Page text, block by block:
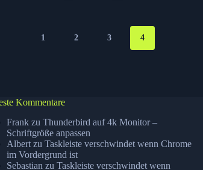
1 2 3 4
Kommentare
Frankzu Thunderbird auf 4k Monitor –
Schriftgröße anpassen
Albertzu Taskleiste verschwindet wenn Chrome
im Vordergrund ist
Sebastian zu Taskleiste verschwindet wenn